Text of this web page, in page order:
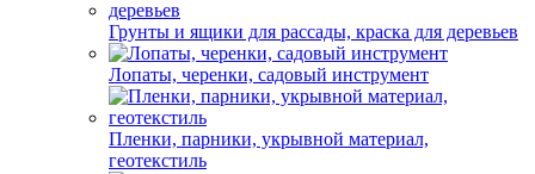
Грунты и ящики для рассады, краска для деревьев
Лопаты, черенки, садовый инструмент
Пленки, парники, укрывной материал,
геотекстиль